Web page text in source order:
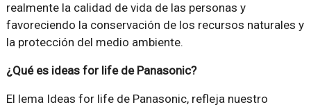
realmente la calidad de vida de las personas y
favoreciendo la conservación de los recursos naturales y
la protección del medio ambiente.
¿Qué es ideas for life de Panasonic?
El lema Ideas for life de Panasonic, refleja nuestro